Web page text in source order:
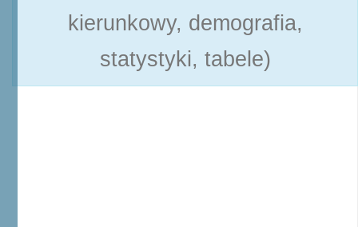
kierunkowy, demografia,
statystyki, tabele)